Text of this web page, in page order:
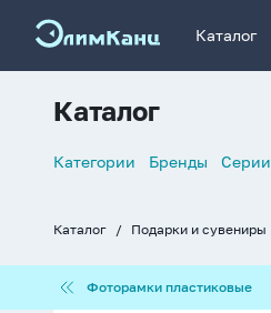
Каталог
Каталог
Список
Категории Бренды Серии
крошки
Каталог Подарки и сувениры
пластиковые
Фоторамки пластиковые